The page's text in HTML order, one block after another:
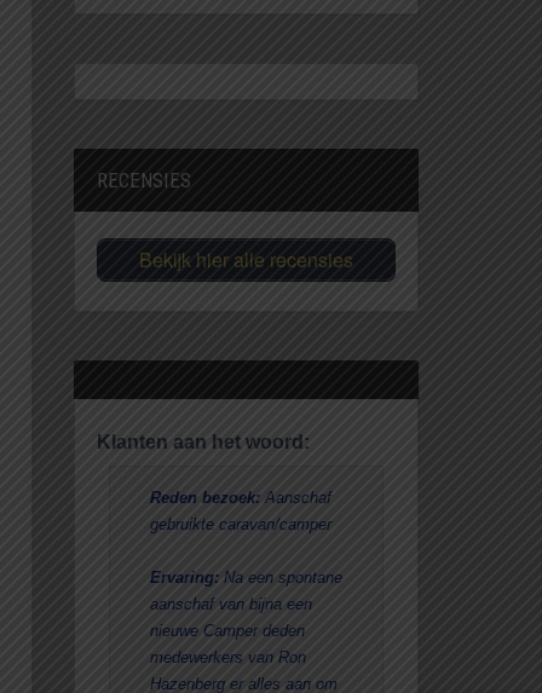
RECENSIES
Bekijk hier alle recensies
Klanten aan het woord:
Reden bezoek:Aanschaf
gebruikte caravan/camper
Ervaring:Na een spontane
aanschaf van bijna een
nieuwe Camper deden
medewerkers van Ron
Hazenberg er alles aan om